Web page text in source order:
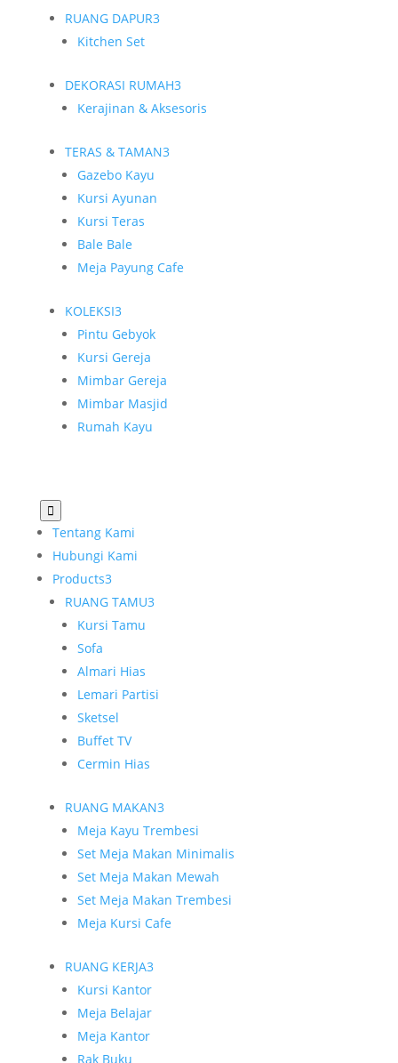
RUANG DAPUR3
Kitchen Set
DEKORASI RUMAH3
Kerajinan & Aksesoris
TERAS & TAMAN3
Gazebo Kayu
Kursi Ayunan
Kursi Teras
Bale Bale
Meja Payung Cafe
KOLEKSI3
Pintu Gebyok
Kursi Gereja
Mimbar Gereja
Mimbar Masjid
Rumah Kayu

Tentang Kami
Hubungi Kami
Products3
RUANG TAMU3
Kursi Tamu
Sofa
Almari Hias
Lemari Partisi
Sketsel
Buffet TV
Cermin Hias
RUANG MAKAN3
Meja Kayu Trembesi
Set Meja Makan Minimalis
Set Meja Makan Mewah
Set Meja Makan Trembesi
Meja Kursi Cafe
RUANG KERJA3
Kursi Kantor
Meja Belajar
Meja Kantor
Rak Buku